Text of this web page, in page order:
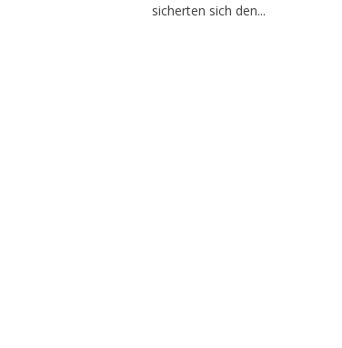
sicherten sich den...